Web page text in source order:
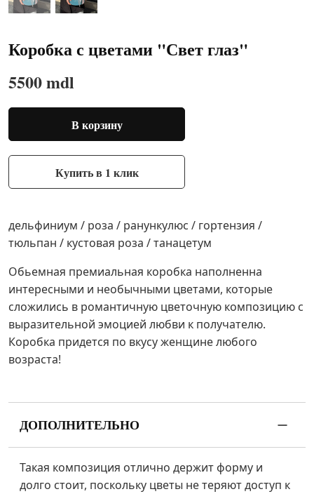
Коробка с цветами "Свет глаз"
5500 mdl
В корзину
Купить в 1 клик
дельфиниум / роза / ранункулюс / гортензия /
тюльпан / кустовая роза / танацетум
Обьемная премиальная коробка наполненна
интересными и необычными цветами, которые
сложились в романтичную цветочную композицию с
выразительной эмоцией любви к получателю.
Коробка придется по вкусу женщине любого
возраста!
ДОПОЛНИТЕЛЬНО
Такая композиция отлично держит форму и
долго стоит, поскольку цветы не теряют доступ к